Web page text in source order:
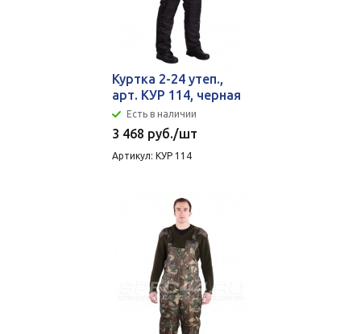
Куртка 2-24 утеп.,
арт. КУР 114, черная
Есть в наличии
3 468 руб./шт
Артикул: КУР 114